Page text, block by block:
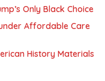
Only Black Choice
Affordable Care
History Materials